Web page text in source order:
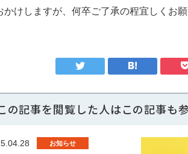
けしますが、何卒ご了承の程宜しくお願
の記事を閲覧した人はこの記事も
お知らせ